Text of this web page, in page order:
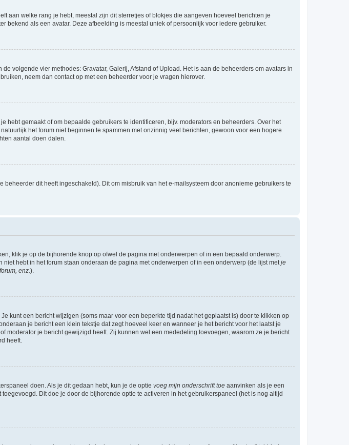
aan welke rang je hebt, meestal zijn dit sterretjes of blokjes die aangeven hoeveel berichten je
bekend als een avatar. Deze afbeelding is meestal uniek of persoonlijk voor iedere gebruiker.
volgende vier methodes: Gravatar, Galerij, Afstand of Upload. Het is aan de beheerders om avatars in
neem dan contact op met een beheerder voor je vragen hierover.
gemaakt of om bepaalde gebruikers te identificeren, bijv. moderators en beheerders. Over het
het forum niet beginnen te spammen met onzinnig veel berichten, gewoon voor een hogere
aantal doen dalen.
dit heeft ingeschakeld). Dit om misbruik van het e-mailsysteem door anonieme gebruikers te
klik je op de bijhorende knop op ofwel de pagina met onderwerpen of in een bepaald onderwerp.
hebt in het forum staan onderaan de pagina met onderwerpen of in een onderwerp (de lijst met je
enz. ).
kunt een bericht wijzigen (soms maar voor een beperkte tijd nadat het geplaatst is) door te klikken op
je bericht een klein tekstje dat zegt hoeveel keer en wanneer je het bericht voor het laatst je
je bericht gewijzigd heeft. Zij kunnen wel een mededeling toevoegen, waarom ze je bericht
heeft.
doen. Als je dit gedaan hebt, kun je de optie voeg mijn onderschrift toe aanvinken als je een
Dit doe je door de bijhorende optie te activeren in het gebruikerspaneel (het is nog altijd